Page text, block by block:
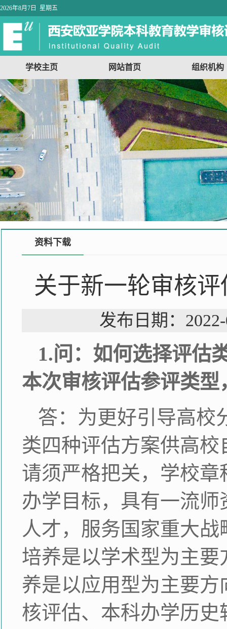
2026年8月7日 星期五
学校主页 网站首页 组织机构
资料下载
关于新一轮审核
发布日期：
1.问：如何选择评估
本次审核评估参评类
答：为更好引导高校
类四种评估方案供高
请须严格把关，学校章
办学目标，具有一流
人才，服务国家重大
培养是以学术型为主
养是以应用型为主要
核评估、本科办学历